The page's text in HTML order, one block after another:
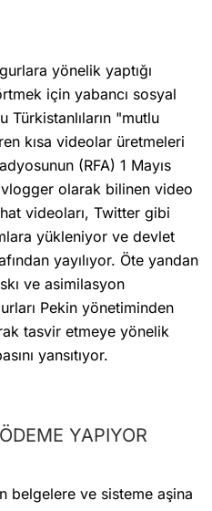
yönelik yaptığı
için yabancı sosyal
"mutlu
kısa videolar üretmeleri
(RFA) 1 Mayıs
olarak bilinen video
videoları, Twitter gibi
yükleniyor ve devlet
yayılıyor. Öte yandan
ve asimilasyon
Pekin yönetiminden
tasvir etmeye yönelik
yansıtıyor.
YAPIYOR
belgelere ve sisteme aşina